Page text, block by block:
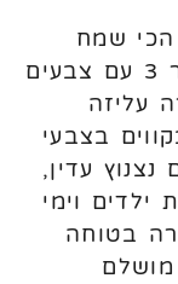
הכי שמח
שיש לעוגת יום הולדת! נר מספר 3 עם צבעים
עליזה
בצבעי
נצנוץ עדין,
ילדים וימי
בטוחה
מושלם